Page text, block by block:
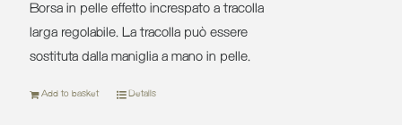
Borsa in pelle effetto increspato a tracolla
larga regolabile. La tracolla può essere
sostituta dalla maniglia a mano in pelle.
Add to basket Details